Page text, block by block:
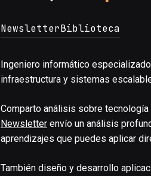
NewsletterBiblioteca
Ingeniero informático
infraestructura y sistemas
Comparto análisis sobre
Newsletter envío un análisis
aprendizajes que puedes aplicar
También diseño y desarrollo